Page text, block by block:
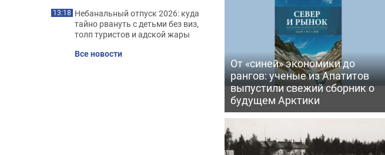
От «синей» экономики до
рангов: ученые из Апатитов
выпустили свежий сборник о
будущем Арктики
13:18 Небанальный отпуск 2026: куда
тайно рвануть с детьми без виз,
толп туристов и адской жары
Все новости